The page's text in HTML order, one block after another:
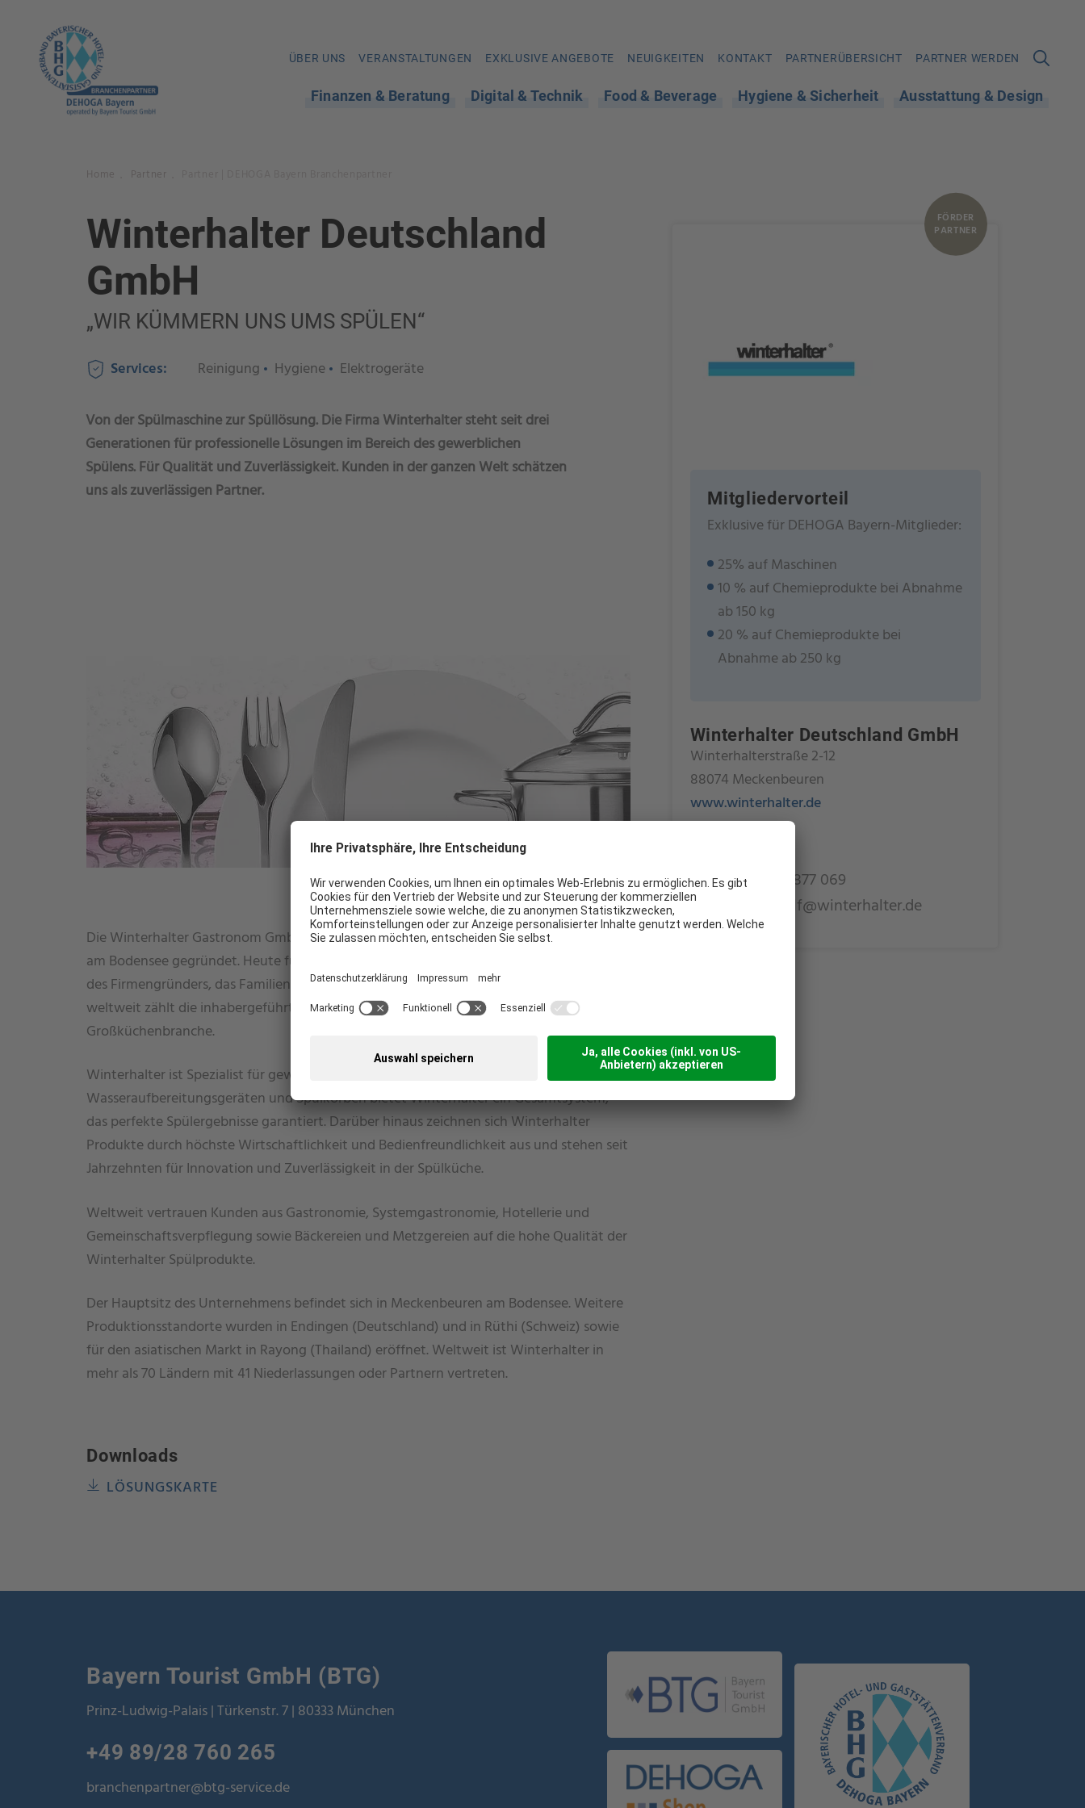
ÜBER UNS VERANSTALTUNGEN EXKLUSIVE ANGEBOTE NEUIGKEITEN KONTAKT PARTNERÜBERSICHT PARTNER WERDEN
Finanzen & Beratung Digital & Technik Food & Beverage Hygiene & Sicherheit Ausstattung & Design
FÖRDER
PARTNER
Mitgliedervorteil
Exklusive für DEHOGA Bayern-Mitglieder:
25% auf Maschinen
10 % auf Chemieprodukte bei Abnahme
ab 150 kg
20 % auf Chemieprodukte bei
Abnahme ab 250 kg
Winterhalter Deutschland GmbH
Winterhalterstraße 2-12
88074 Meckenbeuren
www.winterhalter.de
+49 (0)170 7877 069
gerhard.wolf@winterhalter.de
Home Partner
Winterhalter Deutschland
GmbH
„WIR KÜMMERN UNS UMS SPÜLEN“
Services: Reinigung Hygiene Elektrogeräte
Von der Spülmaschine zur Spüllösung. Die Firma Winterhalter steht seit drei
Generationen für professionelle Lösungen im Bereich des gewerblichen
Spülens. Für Qualität und Zuverlässigkeit. Kunden in der ganzen Welt schätzen
uns als zuverlässigen Partner.
Die Winterhalter Gastronom GmbH wurde 1947 von Karl Winterhalter in Friedrichshafen
am Bodensee gegründet. Heute führen Jürgen und Ralph Winterhalter, Sohn und Enkel
des Firmengründers, das Familienunternehmen. Mit mehr als 2.000 Mitarbeitern
weltweit zählt die inhabergeführte Firmengruppe zu den Global-Playern der
Großküchenbranche.
Winterhalter ist Spezialist für gewerbliche Spülsysteme. Mit Spülmaschinen, Spülchemie,
Wasseraufbereitungsgeräten und Spülkörben bietet Winterhalter ein Gesamtsystem,
das perfekte Spülergebnisse garantiert. Darüber hinaus zeichnen sich Winterhalter
Produkte durch höchste Wirtschaftlichkeit und Bedienfreundlichkeit aus und stehen seit
Jahrzehnten für Innovation und Zuverlässigkeit in der Spülküche.
Weltweit vertrauen Kunden aus Gastronomie, Systemgastronomie, Hotellerie und
Gemeinschaftsverpflegung sowie Bäckereien und Metzgereien auf die hohe Qualität der
Winterhalter Spülprodukte.
Der Hauptsitz des Unternehmens befindet sich in Meckenbeuren am Bodensee. Weitere
Produktionsstandorte wurden in Endingen (Deutschland) und in Rüthi (Schweiz) sowie
für den asiatischen Markt in Rayong (Thailand) eröffnet. Weltweit ist Winterhalter in
mehr als 70 Ländern mit 41 Niederlassungen oder Partnern vertreten.
Downloads
LÖSUNGSKARTE
Bayern Tourist GmbH (BTG)
Prinz-Ludwig-Palais | Türkenstr. 7 | 80333 München
+49 89/28 760 265
branchenpartner@btg-service.de